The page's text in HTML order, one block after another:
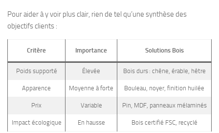
Pour aider à y voir plus clair, rien de tel qu’une synthèse des
objectifs clients :
Critère Importance Solutions Bois
Poids supporté Élevée Bois durs : chêne, érable, hêtre
Apparence Moyenne à forte Bouleau, noyer, finition huilée
Prix Variable Pin, MDF, panneaux mélaminés
Impact écologique En hausse Bois certifié FSC, recyclé